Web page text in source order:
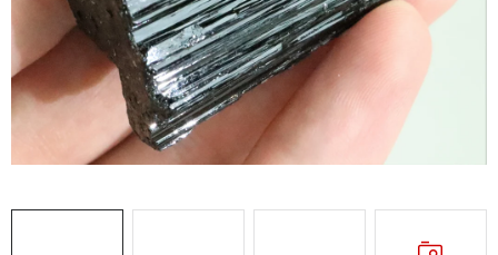
Obchodní podmínky
Podmínky ochrany osobních údajů
Poučení o právu na odstoupení od smlouvy
Puncovní značky
Výkup minerálů a drahých kamenů